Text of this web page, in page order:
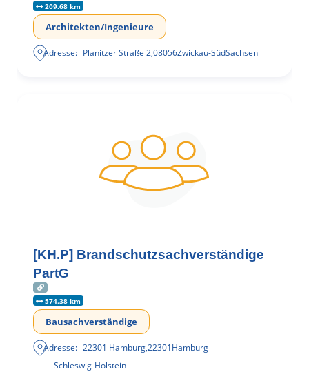
209.68 km
Architekten/Ingenieure
Adresse: Planitzer Straße 2,08056Zwickau-SüdSachsen
[KH.P] Brandschutzsachverständige
PartG
574.38 km
Bausachverständige
Adresse: 22301 Hamburg,22301Hamburg
Schleswig-Holstein